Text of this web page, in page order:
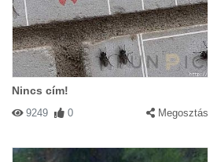
Nincs cím!
9249 0 Megosztás